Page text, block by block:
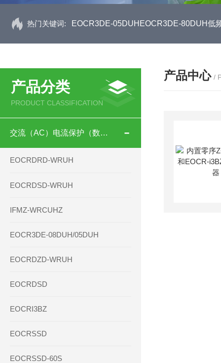
热门关键词: EOCR3DE-05DUHEOCR3DE-80DUH低
产品分类
PRODUCT CLASSIFICATION
交流（AC）电流保护（数码型）
EOCRDRD-WRUH
EOCRDSD-WRUH
IFMZ-WRCUHZ
EOCR3DE-08DUH/05DUH
EOCRDZD-WRUH
EOCRDSD
EOCRI3BZ
EOCRSSD
EOCRSSD-60S
产品中心 /